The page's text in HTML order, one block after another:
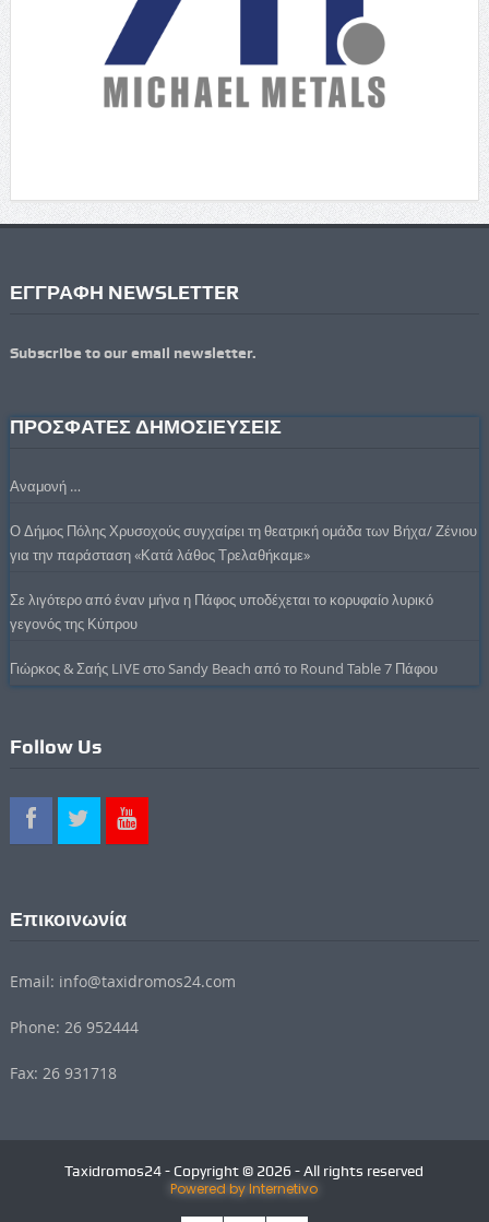
ΕΓΓΡΑΦΗ NEWSLETTER
Subscribe to our email newsletter.
ΠΡΟΣΦΑΤΕΣ ΔΗΜΟΣΙΕΥΣΕΙΣ
Αναμονή …
Ο Δήμος Πόλης Χρυσοχούς συγχαίρει τη θεατρική ομάδα των Βήχα/ Ζένιου
για την παράσταση «Κατά λάθος Τρελαθήκαμε»
Σε λιγότερο από έναν μήνα η Πάφος υποδέχεται το κορυφαίο λυρικό
γεγονός της Κύπρου
Γιώρκος & Σαής LIVE στο Sandy Beach από το Round Table 7 Πάφου
Follow Us
Επικοινωνία
Email: info@taxidromos24.com
Phone: 26 952444
Fax: 26 931718
Taxidromos24 - Copyright © 2026 - All rights reserved
Powered by Internetivo